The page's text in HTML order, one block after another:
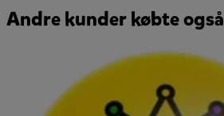
Andre kunder købte også